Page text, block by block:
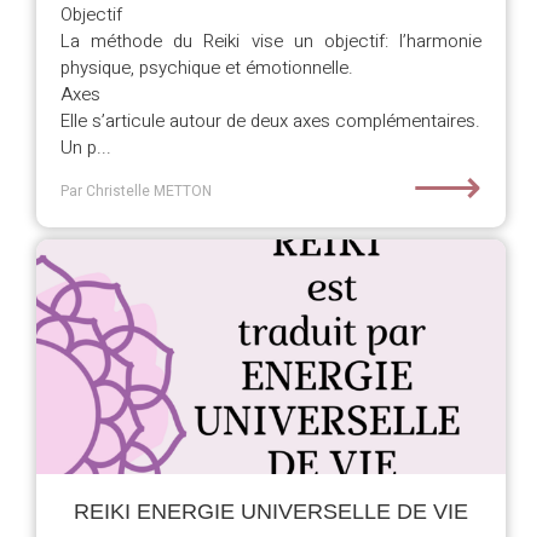
Objectif
La méthode du Reiki vise un objectif: l’harmonie
physique, psychique et émotionnelle.
Axes
Elle s’articule autour de deux axes complémentaires.
Un p...
Par Christelle METTON ⟶
REIKI ENERGIE UNIVERSELLE DE VIE